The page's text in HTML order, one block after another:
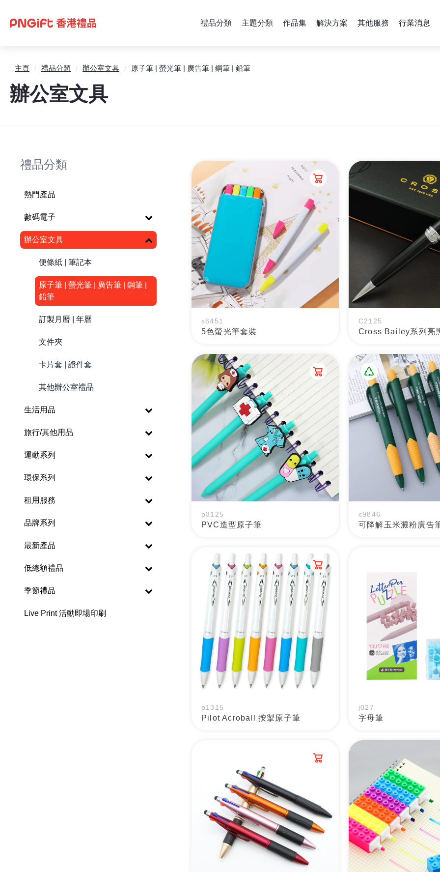
禮品分類 主題分類 作品集 解決方案 其他服務 行業消息
主頁 / 禮品分類 / 辦公室文具 / 原子筆 | 螢光筆 | 廣告筆 | 鋼筆 | 鉛筆
辦公室文具
禮品分類
熱門產品
數碼電子
辦公室文具
便條紙 | 筆記本
原子筆 | 螢光筆 | 廣告筆 | 鋼筆 |
鉛筆
訂製月曆 | 年曆
文件夾
卡片套 | 證件套
其他辦公室禮品
生活用品
旅行/其他用品
運動系列
環保系列
租用服務
品牌系列
最新產品
低總額禮品
季節禮品
Live Print 活動即場印刷
s6451
5色螢光筆套裝
C2125
p3125
PVC造型原子筆
c9846
可降解玉米澱粉廣告
p1315
Pilot Acroball 按掣原子筆
j027
字母筆